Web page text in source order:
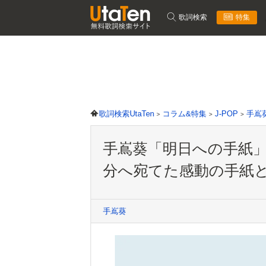
歌詞検索 特集
歌詞検索UtaTen コラム&特集 J-POP 手嶌
手嶌葵「明日への手紙
分へ宛てた感動の手紙
手嶌葵